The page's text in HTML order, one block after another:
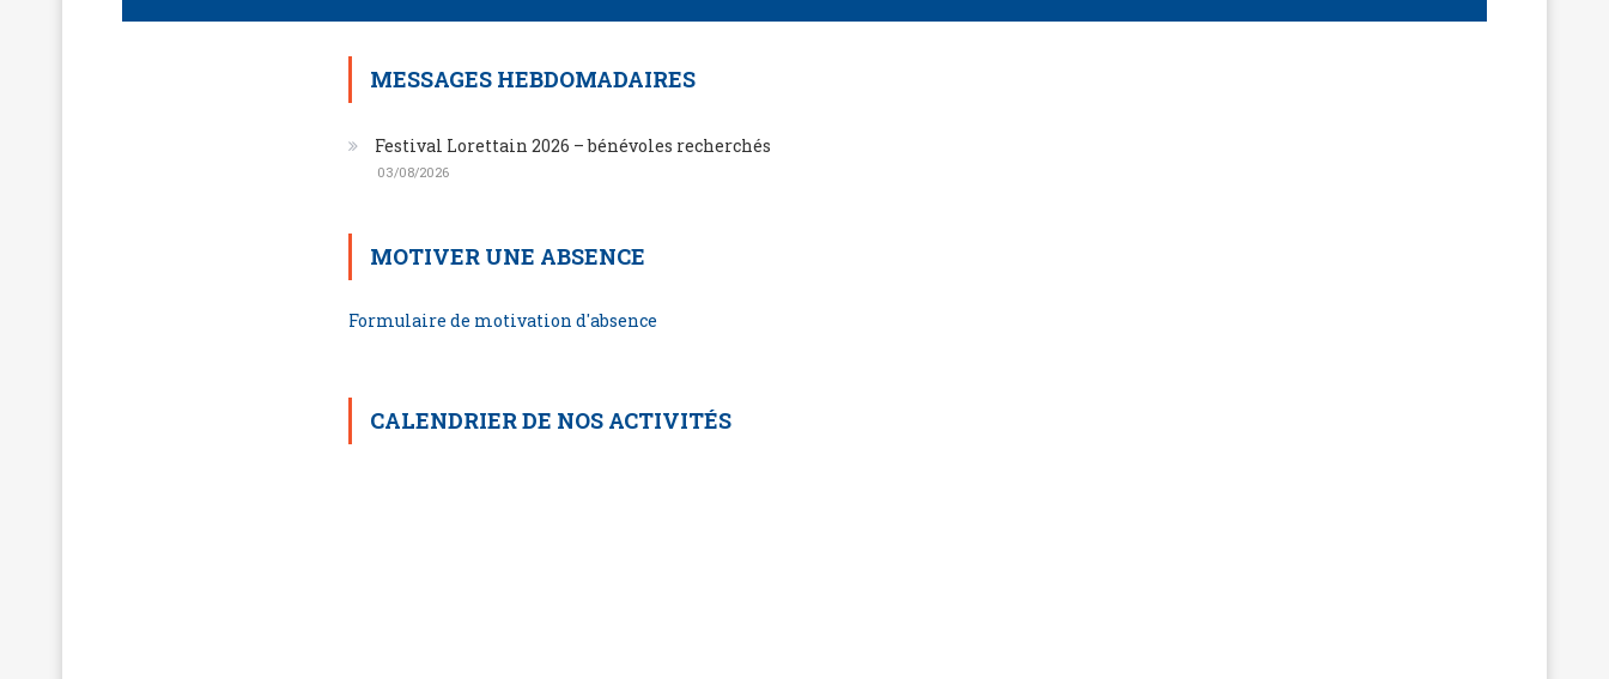
MESSAGES HEBDOMADAIRES
Festival Lorettain 2026 – bénévoles recherchés
03/08/2026
MOTIVER UNE ABSENCE
Formulaire de motivation d'absence
CALENDRIER DE NOS ACTIVITÉS